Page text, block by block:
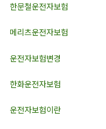
한문철운전자보험
메리츠운전자보험
운전자보험변경
한화운전자보험
운전자보험이란